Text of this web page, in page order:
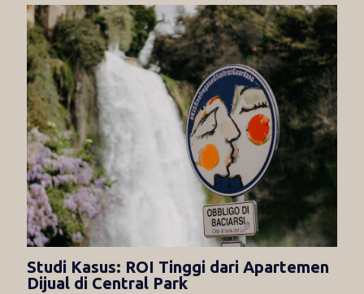
Studi Kasus: ROI Tinggi dari Apartemen
Dijual di Central Park